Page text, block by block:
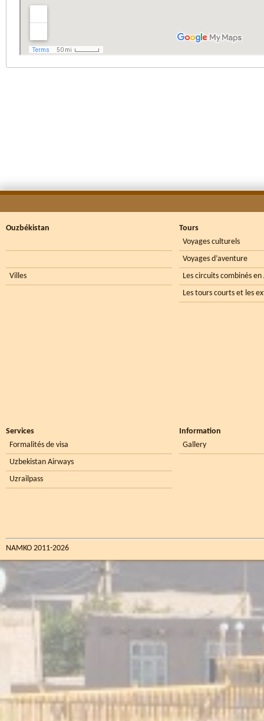
Ouzbékistan
Villes
Tours
Voyages culturels
Voyages d’aventure
Les circuits combinés
Les tours courts et les
Services
Formalités de visa
Uzbekistan Airways
Uzrailpass
Information
Gallery
NAMKO 2011-2026